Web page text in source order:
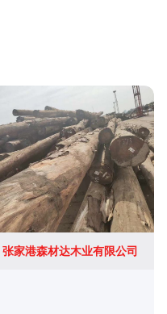
张家港森材达木业有限公司